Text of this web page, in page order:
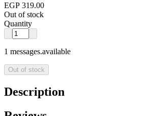
EGP 319.00
Out of stock
Quantity
1 messages.available
Out of stock
Description